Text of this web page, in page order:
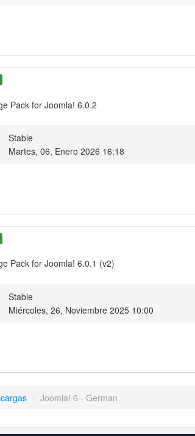
Pack for Joomla! 6.0.2
Stable
Martes, 06, Enero 2026 16:18
Pack for Joomla! 6.0.1 (v2)
Stable
Miércoles, 26, Noviembre 2025 10:00
/ Joomla! 6 - German